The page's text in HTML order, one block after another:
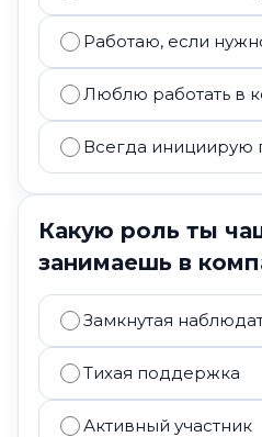
Работаю, если
Люблю работать в
Всегда инициирую
Какую роль ты
занимаешь в
Замкнутая
Тихая поддержка
Активный участник